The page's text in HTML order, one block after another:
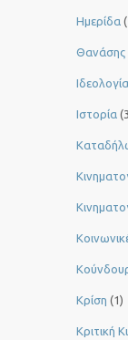
Ημερίδα
Θανάσης
Ιδεολογία
Ιστορία
Κρίση (1)
Κριτική